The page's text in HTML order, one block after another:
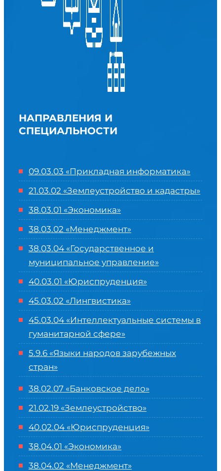
НАПРАВЛЕНИЯ И
СПЕЦИАЛЬНОСТИ
09.03.03 «Прикладная информатика»
21.03.02 «Землеустройство и кадастры»
38.03.01 «Экономика»
38.03.02 «Менеджмент»
38.03.04 «Государственное и
муниципальное управление»
40.03.01 «Юриспруденция»
45.03.02 «Лингвистика»
45.03.04 «Интеллектуальные системы в
гуманитарной сфере»
5.9.6 «Языки народов зарубежных
стран»
38.02.07 «Банковское дело»
21.02.19 «Землеустройство»
40.02.04 «Юриспруденция»
38.04.01 «Экономика»
38.04.02 «Менеджмент»